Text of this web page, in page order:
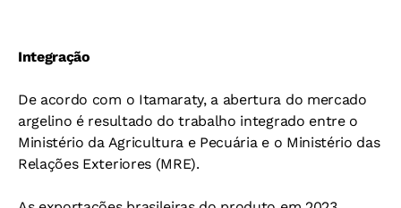
Integração
De acordo com o Itamaraty, a abertura do mercado
argelino é resultado do trabalho integrado entre o
Ministério da Agricultura e Pecuária e o Ministério das
Relações Exteriores (MRE).